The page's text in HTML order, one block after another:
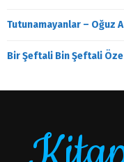
Tutunamayanlar – Oğuz
Bir Şeftali Bin Şeftali